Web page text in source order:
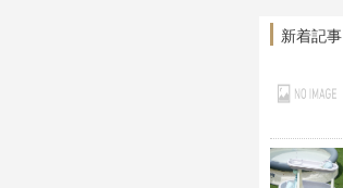
新着記事